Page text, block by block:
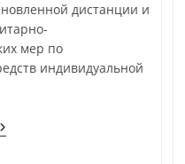
дистанции и
мер по
индивидуальной